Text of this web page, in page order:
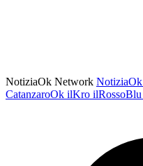
NotiziaOk Network NotiziaOk
CatanzaroOk ilKro ilRossoBlu